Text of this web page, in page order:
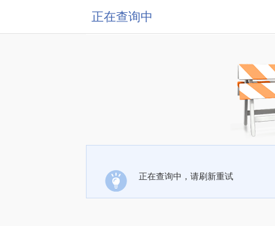
正在查询中
正在查询中，请刷新重试